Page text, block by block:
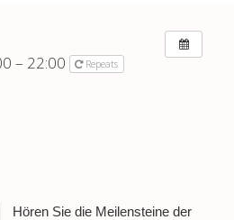
– 22:00 Repeats
Hören Sie die Meilensteine der